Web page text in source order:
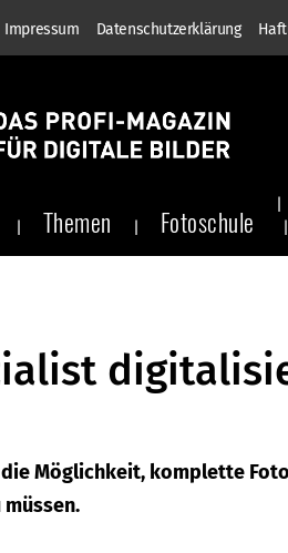
Impressum Datenschutzerklärung
Themen Fotoschule
Möglichkeit, komplette